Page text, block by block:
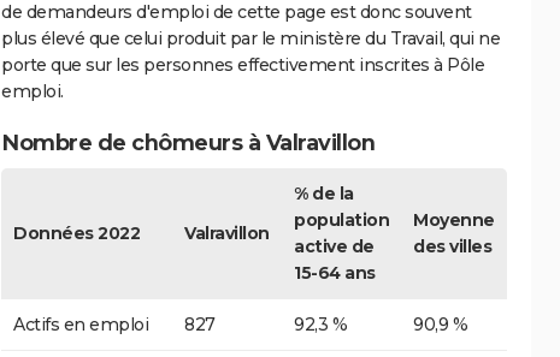
de demandeurs d'emploi de cette page est donc souvent
plus élevé que celui produit par le ministère du Travail, qui ne
porte que sur les personnes effectivement inscrites à Pôle
emploi.
Nombre de chômeurs à Valravillon
Données 2022 Valravillon
% de la
population
active de
15-64 ans
Moyenne
des villes
Actifs en emploi 827 92,3 % 90,9 %